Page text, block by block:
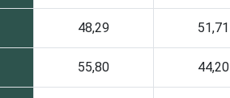
48,29 51,71
55,80 44,20